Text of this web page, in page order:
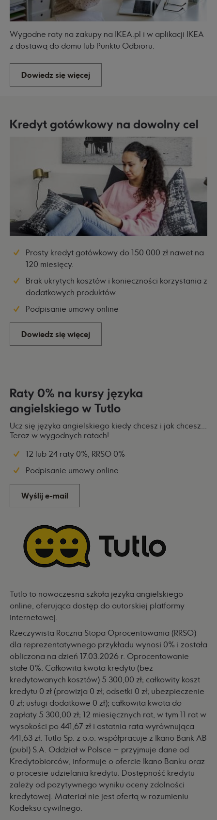
Wygodne raty na zakupy na IKEA.pl i w aplikacji IKEA
z dostawą do domu lub Punktu Odbioru.
Dowiedz się więcej
Kredyt gotówkowy na dowolny cel
Prosty kredyt gotówkowy do 150 000 zł nawet na
120 miesięcy.
Brak ukrytych kosztów i konieczności korzystania z
dodatkowych produktów.
Podpisanie umowy online
Dowiedz się więcej
Raty 0% na kursy języka
angielskiego w Tutlo
Ucz się języka angielskiego kiedy chcesz i jak chcesz...
Teraz w wygodnych ratach!
12 lub 24 raty 0%, RRSO 0%
Podpisanie umowy online
Wyślij e-mail
Tutlo to nowoczesna szkoła języka angielskiego
online, oferująca dostęp do autorskiej platformy
internetowej.
Rzeczywista Roczna Stopa Oprocentowania (RRSO)
dla reprezentatywnego przykładu wynosi 0% i została
obliczona na dzień 17.03.2026 r. Oprocentowanie
stałe 0%. Całkowita kwota kredytu (bez
kredytowanych kosztów) 5 300,00 zł; całkowity koszt
kredytu 0 zł (prowizja 0 zł; odsetki 0 zł; ubezpieczenie
0 zł; usługi dodatkowe 0 zł); całkowita kwota do
zapłaty 5 300,00 zł; 12 miesięcznych rat, w tym 11 rat w
wysokości po 441,67 zł i ostatnia rata wyrównująca
441,63 zł. Tutlo Sp. z o.o. współpracuje z Ikano Bank AB
(publ) S.A. Oddział w Polsce – przyjmuje dane od
Kredytobiorców, informuje o ofercie Ikano Banku oraz
o procesie udzielania kredytu. Dostępność kredytu
zależy od pozytywnego wyniku oceny zdolności
kredytowej. Materiał nie jest ofertą w rozumieniu
Kodeksu cywilnego.